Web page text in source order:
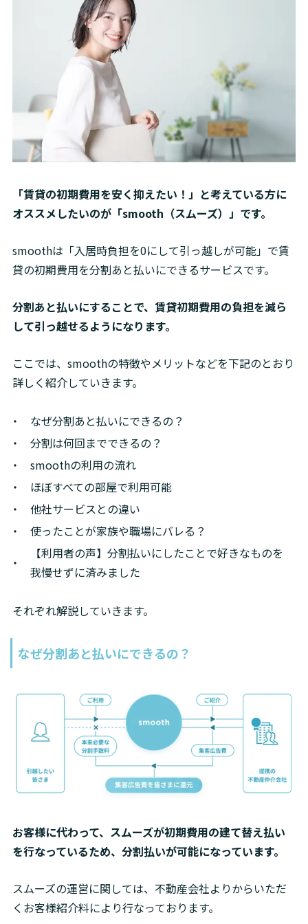
「賃貸の初期費用を安く抑えたい！」と考えている方に
オススメしたいのが「smooth（スムーズ）」です。
smoothは「入居時負担を0にして引っ越しが可能」で賃
貸の初期費用を分割あと払いにできるサービスです。
分割あと払いにすることで、賃貸初期費用の負担を減ら
して引っ越せるようになります。
ここでは、smoothの特徴やメリットなどを下記のとおり
詳しく紹介していきます。
なぜ分割あと払いにできるの？
分割は何回までできるの？
smoothの利用の流れ
ほぼすべての部屋で利用可能
他社サービスとの違い
使ったことが家族や職場にバレる？
【利用者の声】分割払いにしたことで好きなものを
我慢せずに済みました
それぞれ解説していきます。
なぜ分割あと払いにできるの？
お客様に代わって、スムーズが初期費用の建て替え払い
を行なっているため、分割払いが可能になっています。
スムーズの運営に関しては、不動産会社よりからいただ
くお客様紹介料により行なっております。